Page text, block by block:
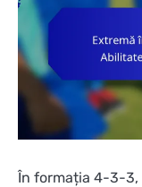
În formația 4-3-3,